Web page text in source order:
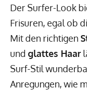
Der Surfer-Look
Frisuren, egal ob
Mit den richtigen
und glattes Haar
Surf-Stil
Anregungen, wie